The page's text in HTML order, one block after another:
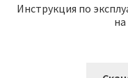
Инструкция по